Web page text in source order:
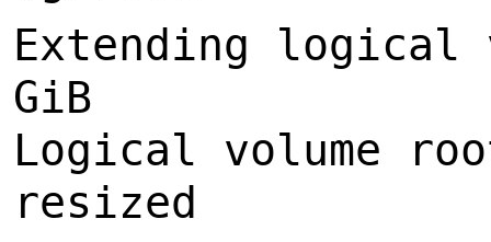
Extending logical
GiB
Logical volume
resized